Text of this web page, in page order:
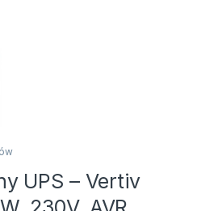
UPS – Vertiv